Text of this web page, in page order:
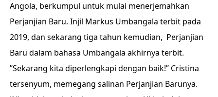
Angola, berkumpul untuk mulai menerjemahkan
Perjanjian Baru. Injil Markus Umbangala terbit pada
2019, dan sekarang tiga tahun kemudian, Perjanjian
Baru dalam bahasa Umbangala akhirnya terbit.
”Sekarang kita diperlengkapi dengan baik!” Cristina
tersenyum, memegang salinan Perjanjian Barunya.